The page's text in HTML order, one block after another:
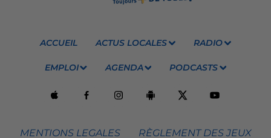
ACCUEIL ACTUS LOCALES RADIO
EMPLOI AGENDA PODCASTS
MENTIONS LEGALES RÈGLEMENT DES JEUX